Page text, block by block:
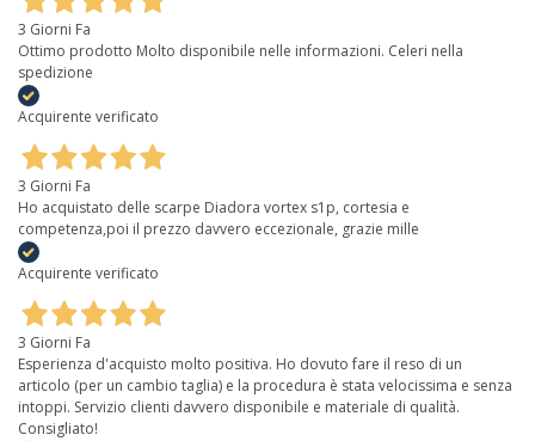
3 Giorni Fa
Ottimo prodotto Molto disponibile nelle informazioni. Celeri nella
spedizione
Acquirente verificato
3 Giorni Fa
Ho acquistato delle scarpe Diadora vortex s1p, cortesia e
competenza,poi il prezzo davvero eccezionale, grazie mille
Acquirente verificato
3 Giorni Fa
Esperienza d'acquisto molto positiva. Ho dovuto fare il reso di un
articolo (per un cambio taglia) e la procedura è stata velocissima e senza
intoppi. Servizio clienti davvero disponibile e materiale di qualità.
Consigliato!